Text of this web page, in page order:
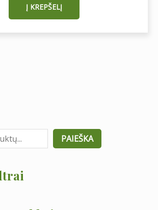
PAIEŠKA
Į KREPŠELĮ